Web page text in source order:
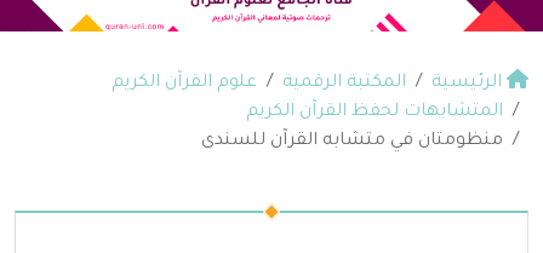
الرئيسية المكتبة الرقمية
علوم القرآن الكريم
المتشابهات لحفظ القرآن الكريم
منظومتان في متشابه القرآن للسندى